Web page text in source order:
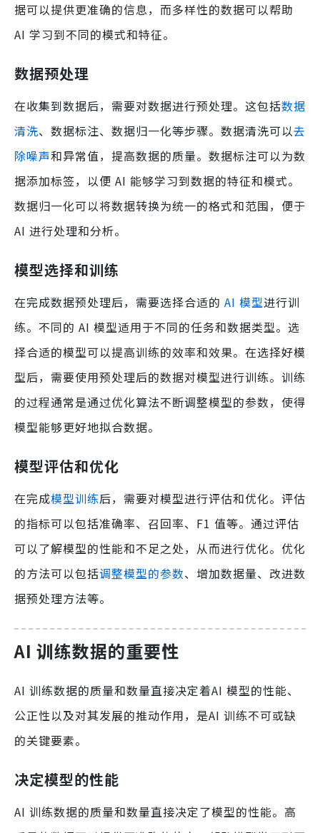
据可以提供更准确的信息，而多样性的数据可以帮助
AI 学习到不同的模式和特征。
数据预处理
在收集到数据后，需要对数据进行预处理。这包括数据
清洗、数据标注、数据归一化等步骤。数据清洗可以去
除噪声和异常值，提高数据的质量。数据标注可以为数
据添加标签，以便 AI 能够学习到数据的特征和模式。
数据归一化可以将数据转换为统一的格式和范围，便于
AI 进行处理和分析。
模型选择和训练
在完成数据预处理后，需要选择合适的 AI 模型进行训
练。不同的 AI 模型适用于不同的任务和数据类型。选
择合适的模型可以提高训练的效率和效果。在选择好模
型后，需要使用预处理后的数据对模型进行训练。训练
的过程通常是通过优化算法不断调整模型的参数，使得
模型能够更好地拟合数据。
模型评估和优化
在完成模型训练后，需要对模型进行评估和优化。评估
的指标可以包括准确率、召回率、F1 值等。通过评估
可以了解模型的性能和不足之处，从而进行优化。优化
的方法可以包括调整模型的参数、增加数据量、改进数
据预处理方法等。
AI 训练数据的重要性
AI 训练数据的质量和数量直接决定着AI 模型的性能、
公正性以及对其发展的推动作用，是AI 训练不可或缺
的关键要素。
决定模型的性能
AI 训练数据的质量和数量直接决定了模型的性能。高